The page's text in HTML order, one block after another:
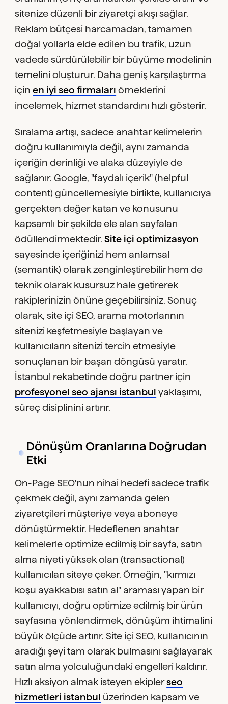
sitenize düzenli bir ziyaretçi akışı sağlar.
Reklam bütçesi harcamadan, tamamen
doğal yollarla elde edilen bu trafik, uzun
vadede sürdürülebilir bir büyüme modelinin
temelini oluşturur. Daha geniş karşılaştırma
içinen iyi seo firmaları örneklerini
incelemek, hizmet standardını hızlı gösterir.
Sıralama artışı, sadece anahtar kelimelerin
doğru kullanımıyla değil, aynı zamanda
içeriğin derinliği ve alaka düzeyiyle de
sağlanır. Google, "faydalı içerik" (helpful
content) güncellemesiyle birlikte, kullanıcıya
gerçekten değer katan ve konusunu
kapsamlı bir şekilde ele alan sayfaları
ödüllendirmektedir.Site içi optimizasyon
sayesinde içeriğinizi hem anlamsal
(semantik) olarak zenginleştirebilir hem de
teknik olarak kusursuz hale getirerek
rakiplerinizin önüne geçebilirsiniz. Sonuç
olarak, site içi SEO, arama motorlarının
sitenizi keşfetmesiyle başlayan ve
kullanıcıların sitenizi tercih etmesiyle
sonuçlanan bir başarı döngüsü yaratır.
İstanbul rekabetinde doğru partner için
profesyonel seo ajansı istanbul yaklaşımı,
süreç disiplinini artırır.
Dönüşüm Oranlarına Doğrudan
Etki
On-Page SEO'nun nihai hedefi sadece trafik
çekmek değil, aynı zamanda gelen
ziyaretçileri müşteriye veya aboneye
dönüştürmektir. Hedeflenen anahtar
kelimelerle optimize edilmiş bir sayfa, satın
alma niyeti yüksek olan (transactional)
kullanıcıları siteye çeker. Örneğin, "kırmızı
koşu ayakkabısı satın al" araması yapan bir
kullanıcıyı, doğru optimize edilmiş bir ürün
sayfasına yönlendirmek, dönüşüm ihtimalini
büyük ölçüde artırır. Site içi SEO, kullanıcının
aradığı şeyi tam olarak bulmasını sağlayarak
satın alma yolculuğundaki engelleri kaldırır.
Hızlı aksiyon almak isteyen ekiplerseo
hizmetleri istanbul üzerinden kapsam ve